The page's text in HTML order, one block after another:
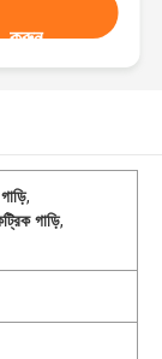
করুন
,
গাড়ি,